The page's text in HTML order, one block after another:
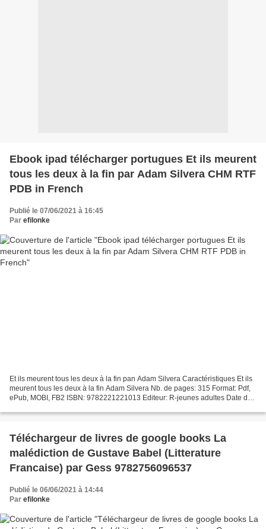
Ebook ipad télécharger portugues Et ils meurent
tous les deux à la fin par Adam Silvera CHM RTF
PDB in French
Publié le 07/06/2021 à 16:45
Par efilonke
Et ils meurent tous les deux à la fin pan Adam Silvera Caractéristiques Et ils
meurent tous les deux à la fin Adam Silvera Nb. de pages: 315 Format: Pdf,
ePub, MOBI, FB2 ISBN: 9782221221013 Editeur: R-jeunes adultes Date de
Téléchargeur de livres de google books La
malédiction de Gustave Babel (Litterature
Francaise) par Gess 9782756096537
Publié le 06/06/2021 à 14:44
Par efilonke